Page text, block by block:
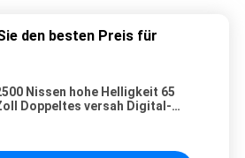
den besten Preis für
Nissen hohe Helligkeit 65
Doppeltes versah Digital-